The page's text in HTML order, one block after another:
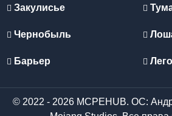
Закулисье
Чернобыль
Барьер Лего
© 2022 - 2026 MCPEHUB. ОС: